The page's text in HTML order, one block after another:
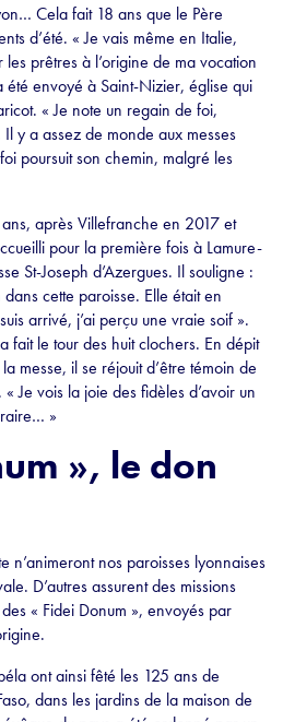
Cela fait 18 ans que le Père
d’été. « Je vais même en Italie,
prêtres à l’origine de ma vocation
été envoyé à Saint-Nizier, église qui
« Je note un regain de foi,
y a assez de monde aux messes
poursuit son chemin, malgré les
après Villefranche en 2017 et
pour la première fois à Lamure-
St-Joseph d’Azergues. Il souligne :
cette paroisse. Elle était en
arrivé, j’ai perçu une vraie soif ».
fait le tour des huit clochers. En dépit
messe, il se réjouit d’être témoin de
Je vois la joie des fidèles d’avoir un
»
», le don
n’animeront nos paroisses lyonnaises
D’autres assurent des missions
« Fidei Donum », envoyés par
ont ainsi fêté les 125 ans de
dans les jardins de la maison de